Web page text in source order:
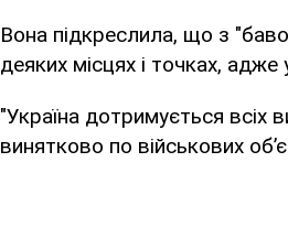
Вона підкреслила, що з
деяких місцях і точках,
"Україна дотримується всіх
винятково по військових